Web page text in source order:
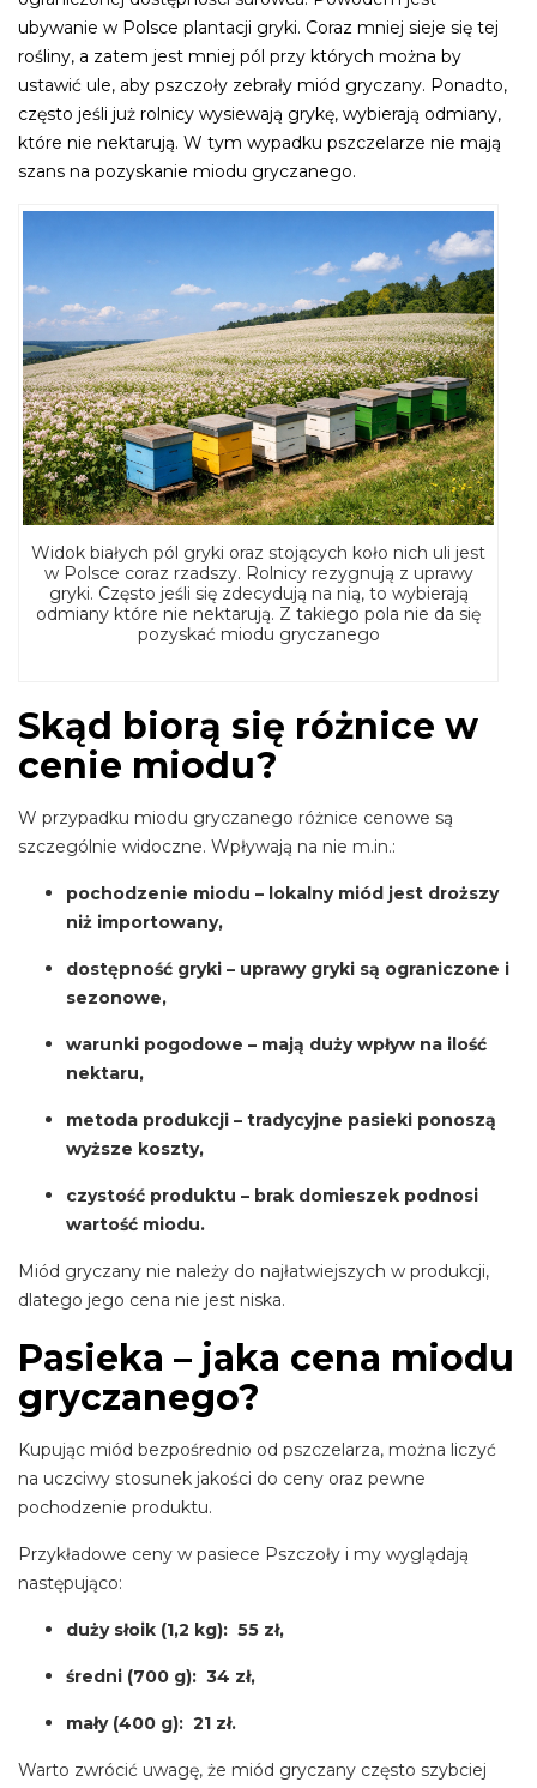
ubywanie w Polsce plantacji gryki. Coraz mniej sieje się tej
rośliny, a zatem jest mniej pól przy których można by
ustawić ule, aby pszczoły zebrały miód gryczany. Ponadto,
często jeśli już rolnicy wysiewają grykę, wybierają odmiany,
które nie nektarują. W tym wypadku pszczelarze nie mają
szans na pozyskanie miodu gryczanego.
Widok białych pól gryki oraz stojących koło nich uli jest
w Polsce coraz rzadszy. Rolnicy rezygnują z uprawy
gryki. Często jeśli się zdecydują na nią, to wybierają
odmiany które nie nektarują. Z takiego pola nie da się
pozyskać miodu gryczanego
Skąd biorą się różnice w
cenie miodu?
W przypadku miodu gryczanego różnice cenowe są
szczególnie widoczne. Wpływają na nie m.in.:
pochodzenie miodu – lokalny miód jest droższy
niż importowany,
dostępność gryki – uprawy gryki są ograniczone i
sezonowe,
warunki pogodowe – mają duży wpływ na ilość
nektaru,
metoda produkcji – tradycyjne pasieki ponoszą
wyższe koszty,
czystość produktu – brak domieszek podnosi
wartość miodu.
Miód gryczany nie należy do najłatwiejszych w produkcji,
dlatego jego cena nie jest niska.
Pasieka – jaka cena miodu
gryczanego?
Kupując miód bezpośrednio od pszczelarza, można liczyć
na uczciwy stosunek jakości do ceny oraz pewne
pochodzenie produktu.
Przykładowe ceny w pasiece Pszczoły i my wyglądają
następująco:
duży słoik (1,2 kg): 55 zł,
średni (700 g): 34 zł,
mały (400 g): 21 zł.
Warto zwrócić uwagę, że miód gryczany często szybciej